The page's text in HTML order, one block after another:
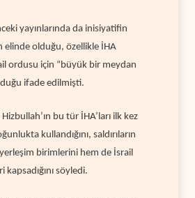
yayınlarında da inisiyatifin
elinde olduğu, özellikle İHA
ordusu için “büyük bir meydan
ifade edilmişti.
bu tür İHA’ları ilk kez
kullandığını, saldırıların
birimlerini hem de İsrail
söyledi.